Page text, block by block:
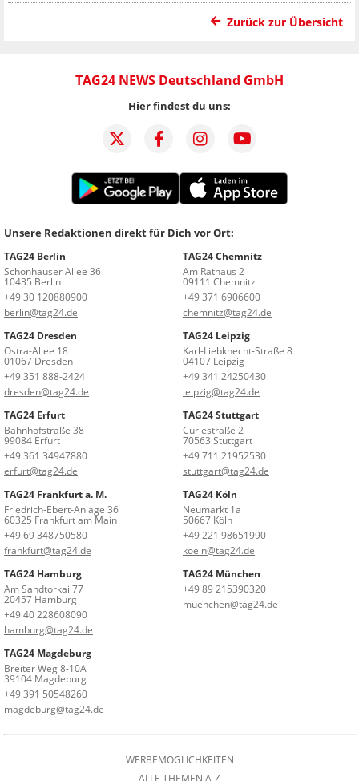
Zurück zur Übersicht
TAG24 NEWS Deutschland GmbH
Hier findest du uns:
Unsere Redaktionen direkt für Dich vor Ort:
TAG24 Berlin
Schönhauser Allee 36
10435 Berlin
+49 30 120880900
berlin@tag24.de
TAG24 Chemnitz
Am Rathaus 2
09111 Chemnitz
+49 371 6906600
chemnitz@tag24.de
TAG24 Dresden
Ostra-Allee 18
01067 Dresden
+49 351 888-2424
dresden@tag24.de
TAG24 Leipzig
Karl-Liebknecht-Straße 8
04107 Leipzig
+49 341 24250430
leipzig@tag24.de
TAG24 Erfurt
Bahnhofstraße 38
99084 Erfurt
+49 361 34947880
erfurt@tag24.de
TAG24 Stuttgart
Curiestraße 2
70563 Stuttgart
+49 711 21952530
stuttgart@tag24.de
TAG24 Frankfurt a. M.
Friedrich-Ebert-Anlage 36
60325 Frankfurt am Main
+49 69 348750580
frankfurt@tag24.de
TAG24 Köln
Neumarkt 1a
50667 Köln
+49 221 98651990
koeln@tag24.de
TAG24 Hamburg
Am Sandtorkai 77
20457 Hamburg
+49 40 228608090
hamburg@tag24.de
TAG24 München
+49 89 215390320
muenchen@tag24.de
TAG24 Magdeburg
Breiter Weg 8-10A
39104 Magdeburg
+49 391 50548260
magdeburg@tag24.de
WERBEMÖGLICHKEITEN
ALLE THEMEN A-Z